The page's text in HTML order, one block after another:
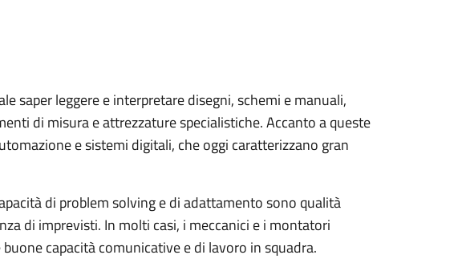
saper leggere e interpretare disegni, schemi e manuali,
di misura e attrezzature specialistiche. Accanto a queste
e sistemi digitali, che oggi caratterizzano gran
di problem solving e di adattamento sono qualità
di imprevisti. In molti casi, i meccanici e i montatori
capacità comunicative e di lavoro in squadra.